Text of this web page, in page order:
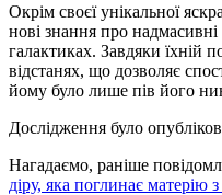
Окрім своєї унікальної
нові знання про надмасивні
галактиках. Завдяки їхній
відстанях, що дозволяє
йому було лише пів його
Дослідження було
Нагадаємо, раніше
діру, яка поглинає матерію